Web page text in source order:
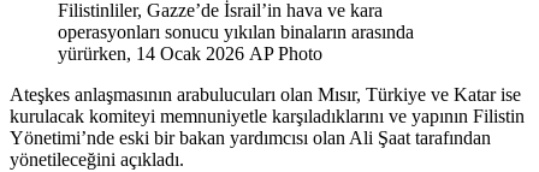
Filistinliler, Gazze’de İsrail’in hava ve kara
operasyonları sonucu yıkılan binaların arasında
yürürken, 14 Ocak 2026 AP Photo
Ateşkes anlaşmasının arabulucuları olan Mısır, Türkiye ve Katar ise
kurulacak komiteyi memnuniyetle karşıladıklarını ve yapının Filistin
Yönetimi’nde eski bir bakan yardımcısı olan Ali Şaat tarafından
yönetileceğini açıkladı.